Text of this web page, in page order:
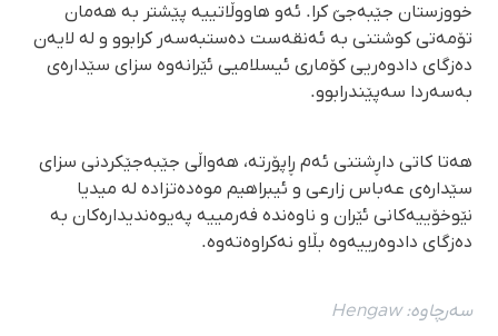
خووزستان جێبەجێ کرا. ئەو هاووڵاتییە پێشتر بە هەمان
تۆمەتی کوشتنی بە ئەنقەست دەستبەسەر کرابوو و لە لایەن
دەزگای دادوەریی کۆماری ئیسلامیی ئێرانەوە سزای سێدارەی
بەسەردا سەپێندرابوو.
هەتا کاتی داڕشتنی ئەم ڕاپۆرتە، هەواڵی جێبەجێکردنی سزای
سێدارەی عەباس زارعی و ئیبراهیم موەدەتزادە لە میدیا
نێوخۆییەکانی ئێران و ناوەندە فەرمییە پەیوەندیدارەکان بە
دەزگای دادوەرییەوە بڵاو نەکراوەتەوە.
سەرچاوە:Hengaw